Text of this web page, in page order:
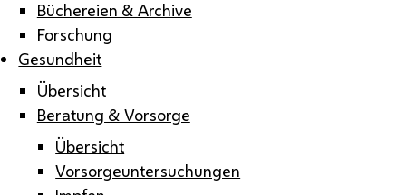
Büchereien & Archive
Forschung
Gesundheit
Übersicht
Beratung & Vorsorge
Übersicht
Vorsorgeuntersuchungen